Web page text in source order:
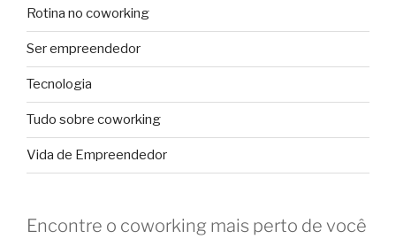
Rotina no coworking
Ser empreendedor
Tecnologia
Tudo sobre coworking
Vida de Empreendedor
Encontre o coworking mais perto de você